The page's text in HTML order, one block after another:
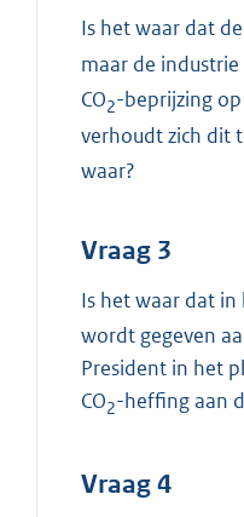
Is het waar dat
maar de
CO2-beprijzing
verhoudt zich dit
waar?
Vraag 3
Is het waar dat
wordt gegeven
President in het
CO2-heffing aan
Vraag 4